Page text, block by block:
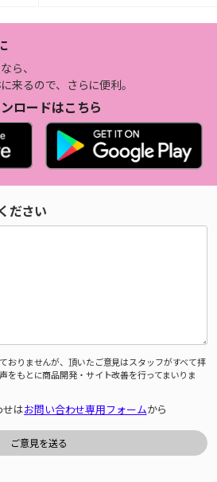
ら、
来るので、さらに便利。
ロードはこちら
ださい
おりませんが、頂いたご意見はスタッフがすべて拝
をもとに商品開発・サイト改善を行ってまいりま
せはお問い合わせ専用フォームから